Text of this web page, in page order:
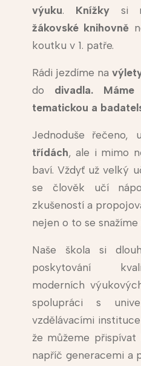
výuku. Knížkysi
žákovské knihovně
koutku v 1. patře.
Rádi jezdíme na
do divadla.
tematickou a
Jednoduše
třídách, ale i mimo
baví. Vždyť už velký
se člověk učí
zkušeností a
nejen o to se snažíme
Naše škola si
poskytování
moderních
spolupráci s
vzdělávacími
že můžeme
napříč generacemi a